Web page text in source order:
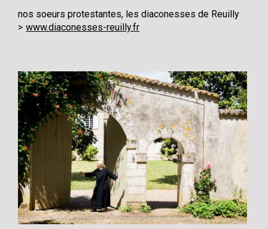
nos soeurs protestantes, les diaconesses de Reuilly
www.diaconesses-reuilly.fr